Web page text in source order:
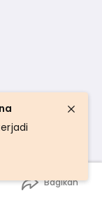
Bagikan